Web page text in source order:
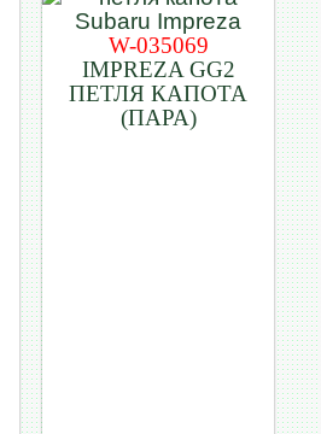
W-035069
IMPREZA GG2
ПЕТЛЯ КАПОТА
(ПАРА)